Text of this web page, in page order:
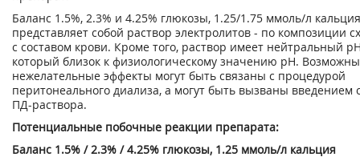
Баланс 1.5%, 2.3% и 4.25% глюкозы, 1.25/1.75 ммоль/л кальция
представляет собой раствор электролитов - по композиции
с составом крови. Кроме того, раствор имеет нейтральный
который близок к физиологическому значению pH.
нежелательные эффекты могут быть связаны с процедурой
перитонеального диализа, а могут быть вызваны введением
ПД-раствора.
Потенциальные побочные реакции препарата:
Баланс 1.5% / 2.3% / 4.25% глюкозы, 1.25 ммоль/л кальция